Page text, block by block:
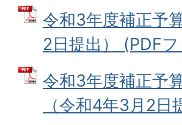
令和3年度補正予
2日提出） (PDF
令和3年度補正予
（令和4年3月2